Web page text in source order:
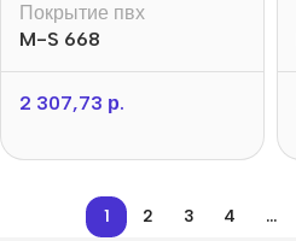
Покрытие пвх
M-S 668
2 307,73 р.
1 2 3 4 …